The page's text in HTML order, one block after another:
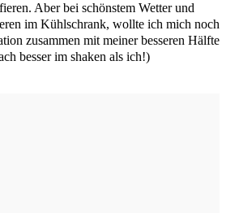
Aber bei schöns­tem Wet­ter und
im Kühl­schrank, woll­te ich mich noch
zusam­men mit mei­ner bes­se­ren Hälf­te
bes­ser im shaken als ich!)